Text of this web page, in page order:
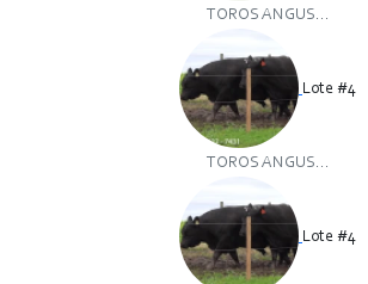
TOROS ANGUS...
Lote #4
TOROS ANGUS...
Lote #4